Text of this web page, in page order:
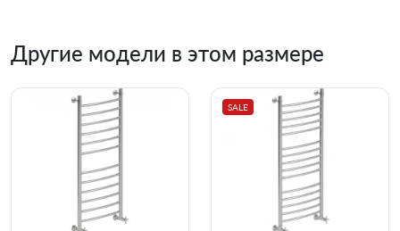
Другие модели в этом размере
SALE